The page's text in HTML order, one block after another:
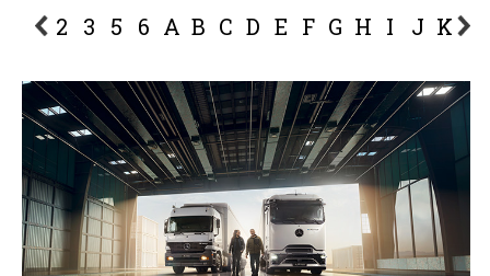
2 3 5 6 A B C D E F G H I J K L